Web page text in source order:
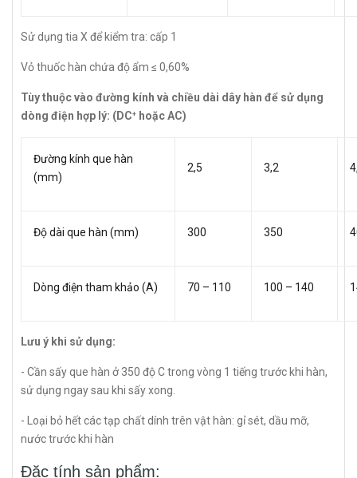
Sử dụng tia X để kiểm tra: cấp 1
Vỏ thuốc hàn chứa độ ẩm ≤ 0,60%
Tùy thuộc vào đường kính và chiều dài dây hàn để sử dụng
dòng điện hợp lý: (DC+ hoặc AC)
Đường kính que hàn
(mm)
2,5 3,2
Độ dài que hàn (mm) 300 350
Dòng điện tham khảo (A) 70 – 110 100 – 140
Lưu ý khi sử dụng:
- Cần sấy que hàn ở 350 độ C trong vòng 1 tiếng trước khi hàn,
sử dụng ngay sau khi sấy xong.
- Loại bỏ hết các tạp chất dính trên vật hàn: gỉ sét, dầu mỡ,
nước trước khi hàn
Đặc tính sản phẩm: